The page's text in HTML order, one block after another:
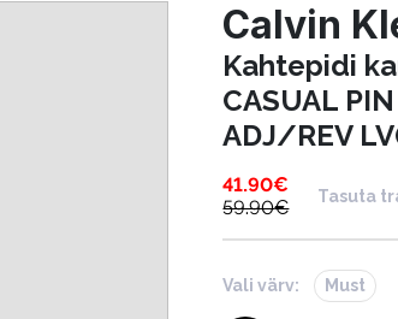
Calvin
Kahtepidi
CASUAL
ADJ/REV
41.90€
59.90€
Tasuta
Vali värv: Must